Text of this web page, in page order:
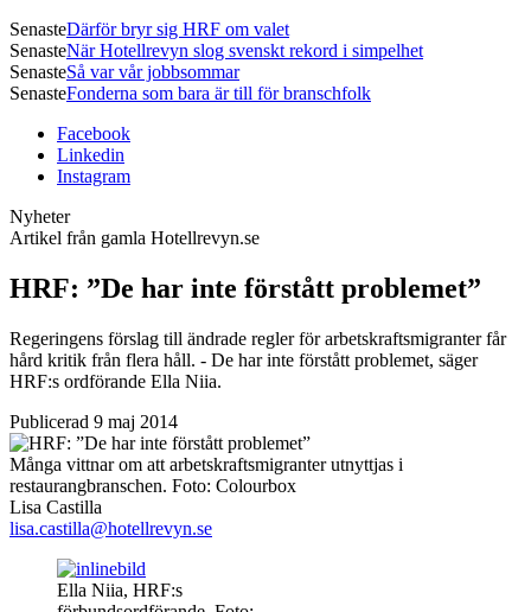
SenasteDärför bryr sig HRF om valet
SenasteNär Hotellrevyn slog svenskt rekord i simpelhet
SenasteSå var vår jobbsommar
SenasteFonderna som bara är till för branschfolk
Facebook
Linkedin
Instagram
Nyheter
Artikel från gamla Hotellrevyn.se
HRF: ”De har inte förstått problemet”
Regeringens förslag till ändrade regler för arbetskraftsmigranter får
hård kritik från flera håll. - De har inte förstått problemet, säger
HRF:s ordförande Ella Niia.
Publicerad 9 maj 2014
Många vittnar om att arbetskraftsmigranter utnyttjas i
restaurangbranschen. Foto: Colourbox
Lisa Castilla
lisa.castilla@hotellrevyn.se
Ella Niia, HRF:s